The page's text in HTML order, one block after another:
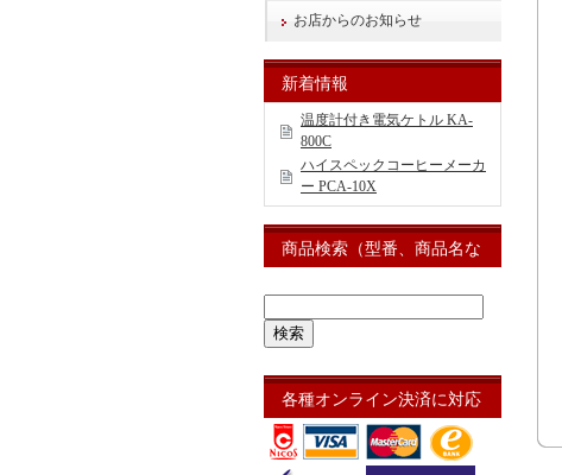
お店からのお知らせ
新着情報
温度計付き電気ケトル KA-
800C
ハイスペックコーヒーメーカ
ー PCA-10X
商品検索（型番、商品名な
各種オンライン決済に対応